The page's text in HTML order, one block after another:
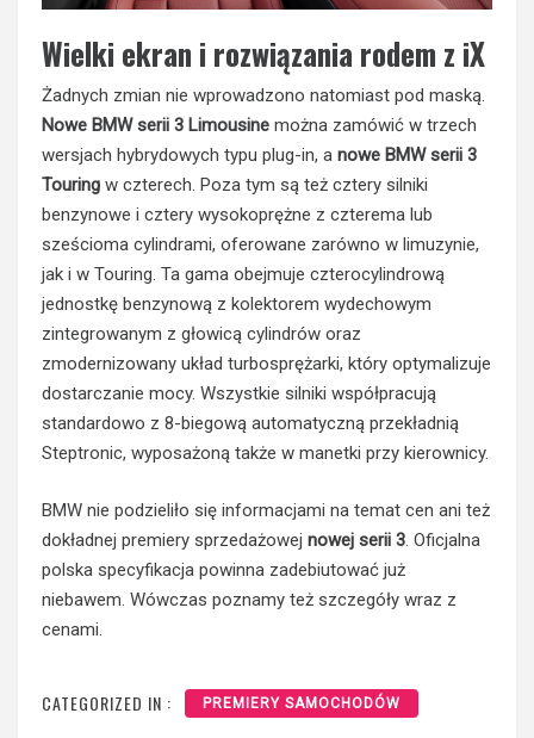
Wielki ekran i rozwiązania rodem z iX
Żadnych zmian nie wprowadzono natomiast pod maską.
Nowe BMW serii 3 Limousine można zamówić w trzech
wersjach hybrydowych typu plug-in, a nowe BMW serii 3
Touring w czterech. Poza tym są też cztery silniki
benzynowe i cztery wysokoprężne z czterema lub
sześcioma cylindrami, oferowane zarówno w limuzynie,
jak i w Touring. Ta gama obejmuje czterocylindrową
jednostkę benzynową z kolektorem wydechowym
zintegrowanym z głowicą cylindrów oraz
zmodernizowany układ turbosprężarki, który optymalizuje
dostarczanie mocy. Wszystkie silniki współpracują
standardowo z 8-biegową automatyczną przekładnią
Steptronic, wyposażoną także w manetki przy kierownicy.
BMW nie podzieliło się informacjami na temat cen ani też
dokładnej premiery sprzedażowej nowej serii 3. Oficjalna
polska specyfikacja powinna zadebiutować już
niebawem. Wówczas poznamy też szczegóły wraz z
cenami.
CATEGORIZED IN : PREMIERY SAMOCHODÓW